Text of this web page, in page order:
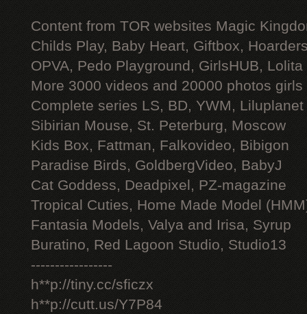
Content from TOR websites Magic
Childs Play, Baby Heart, Giftbox,
OPVA, Pedo Playground, GirlsHUB, Lolita
More 3000 videos and 20000 photos
Complete series LS, BD, YWM, Liluplanet
Sibirian Mouse, St. Peterburg, Moscow
Kids Box, Fattman, Falkovideo, Bibigon
Paradise Birds, GoldbergVideo, BabyJ
Cat Goddess, Deadpixel, PZ-magazine
Tropical Cuties, Home Made Model
Fantasia Models, Valya and Irisa, Syrup
Buratino, Red Lagoon Studio, Studio13
-----------------
h**p://tiny.cc/sficzx
h**p://cutt.us/Y7P84